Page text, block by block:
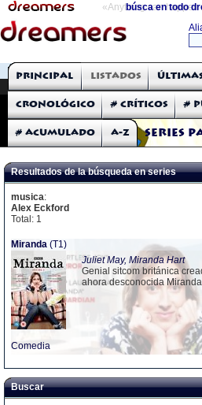
«Anything can happen
búsca en todo
THE DREAMERS
Críticas: Series de TV
Series
Principal Listados
Cronológico # Críticos #
# Acumulado A-Z
Resultados de la búsqueda en series
musica:
Alex Eckford
Total: 1
Miranda (T1)
Juliet May, Miranda Hart
Genial sitcom británica
ahora desconocida
Comedia
Buscar